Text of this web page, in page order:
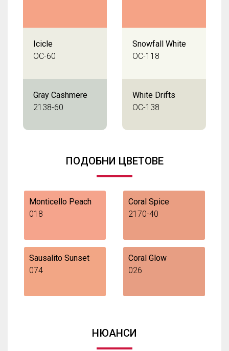
Icicle
OC-60
Gray Cashmere
2138-60
Snowfall White
OC-118
White Drifts
OC-138
ПОДОБНИ ЦВЕТОВЕ
Monticello Peach
018
Coral Spice
2170-40
Sausalito Sunset
074
Coral Glow
026
НЮАНСИ